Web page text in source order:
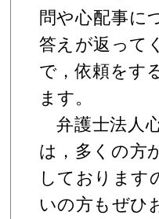
問や心配事に
答えが返って
で，依頼をす
ます。
弁護士法人
は，多くの方
しております
いの方もぜひ